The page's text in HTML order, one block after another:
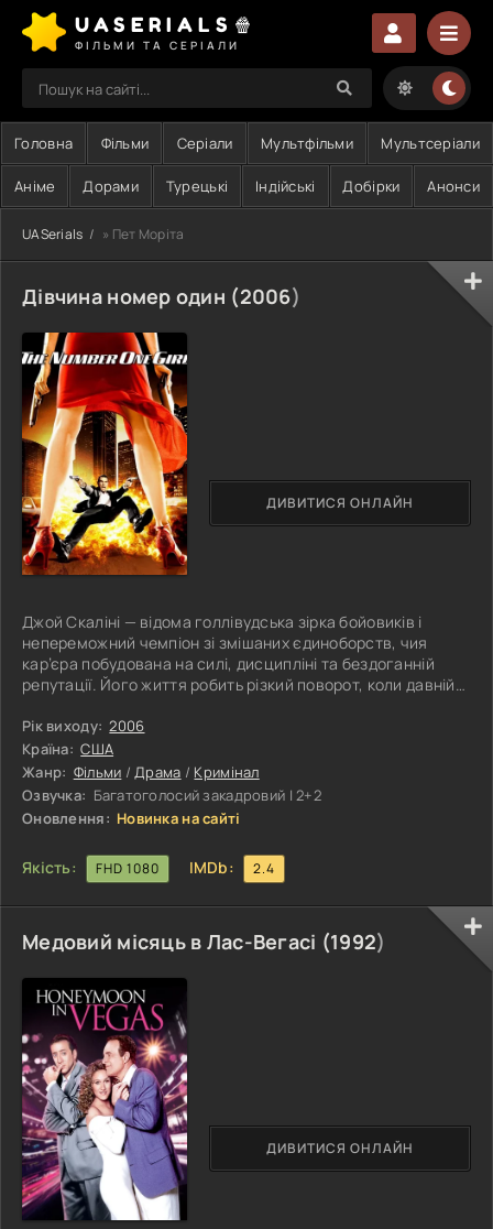
UASERIALS🍿
ФІЛЬМИ ТА СЕРІАЛИ
Головна Фільми Серіали Мультфільми Мультсеріали
Аніме Дорами Турецькі Індійські Добірки Анонси
UASerials » Пет Моріта
Дівчина номер один (2006)
Джой Скаліні — відома голлівудська зірка бойовиків і
непереможний чемпіон зі змішаних єдиноборств, чия
кар’єра побудована на силі, дисципліні та бездоганній
репутації. Його життя робить різкий поворот, коли давній
Драгос Молнер пропонує йому взяти участь у закритому
шоу краси та моди, організованому загадковим
власником Містером Сакатою. На перший погляд це
виглядає як черговий світський проєкт, однак за
лаштунками ховаються зовсім інші
Рік виходу: 2006
Країна: США
Жанр: Фільми /Драма / Кримінал
Озвучка: Багатоголосий закадровий | 2+2
Оновлення: Новинка на сайті
Якість: FHD 1080 IMDb: 2.4
ДИВИТИСЯ ОНЛАЙН
Медовий місяць в Лас-Вегасі (1992)
ДИВИТИСЯ ОНЛАЙН